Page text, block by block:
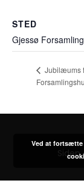
STED
Gjessø
Jubilæums
Ved at fortsætte